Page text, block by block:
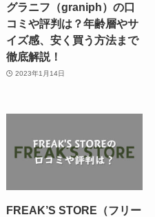
グラニフ（graniph）の口
コミや評判は？年齢層やサ
イズ感、安く買う方法まで
徹底解説！
2023年1月14日
FREAK’S STORE（フリー